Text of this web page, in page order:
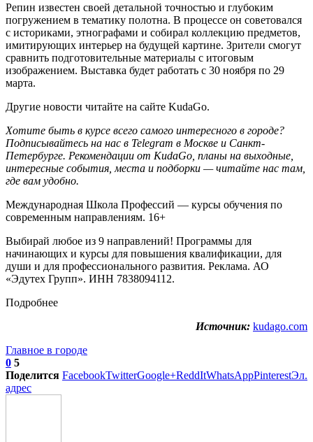
Репин известен своей детальной точностью и глубоким
погружением в тематику полотна. В процессе он советовался
с историками, этнографами и собирал коллекцию предметов,
имитирующих интерьер на будущей картине. Зрители смогут
сравнить подготовительные материалы с итоговым
изображением. Выставка будет работать с 30 ноября по 29
марта.
Другие новости читайте на сайте KudaGo.
Хотите быть в курсе всего самого интересного в городе?
Подписывайтесь на нас в Telegram в Москве и Санкт-
Петербурге. Рекомендации от KudaGo, планы на выходные,
интересные события, места и подборки — читайте нас там,
где вам удобно.
Международная Школа Профессий — курсы обучения по
современным направлениям. 16+
Выбирай любое из 9 направлений! Программы для
начинающих и курсы для повышения квалификации, для
души и для профессионального развития. Реклама. АО
«Эдутех Групп». ИНН 7838094112.
Подробнее
Источник: kudago.com
Главное в городе
0 5
Поделится FacebookTwitterGoogle+ReddItWhatsAppPinterestЭл.
адрес